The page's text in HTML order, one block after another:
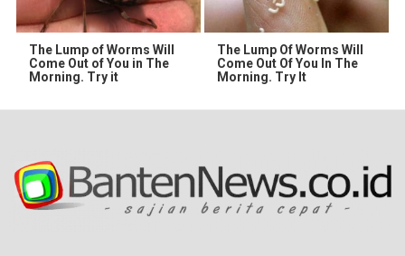
The Lump of Worms Will
Come Out of You in The
Morning. Try it
The Lump Of Worms Will
Come Out Of You In The
Morning. Try It